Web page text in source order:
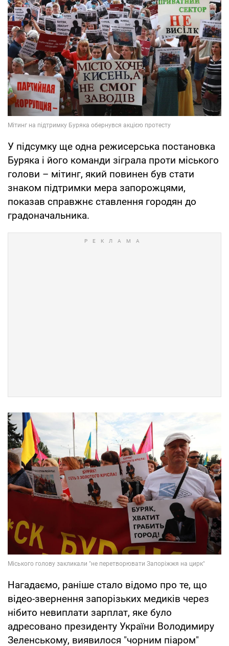
У підсумку ще одна режисерська постановка
Буряка і його команди зіграла проти міського
голови – мітинг, який повинен був стати
знаком підтримки мера запорожцями,
показав справжнє ставлення городян до
градоначальника.
Нагадаємо, раніше стало відомо про те, що
відео-звернення запорізьких медиків через
нібито невиплати зарплат, яке було
адресовано президенту України Володимиру
Зеленському, виявилося "чорним піаром"